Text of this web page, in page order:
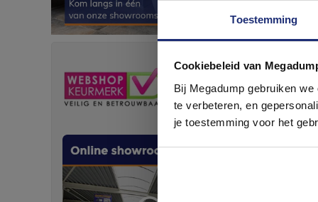
Toestemming
Cookiebeleid van
Bij Megadump gebruiken
te verbeteren, en
je toestemming voor het
Meest